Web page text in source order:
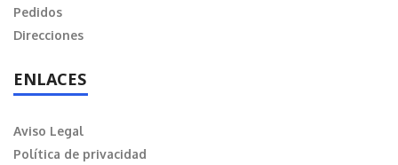
Pedidos
Direcciones
ENLACES
Aviso Legal
Política de privacidad